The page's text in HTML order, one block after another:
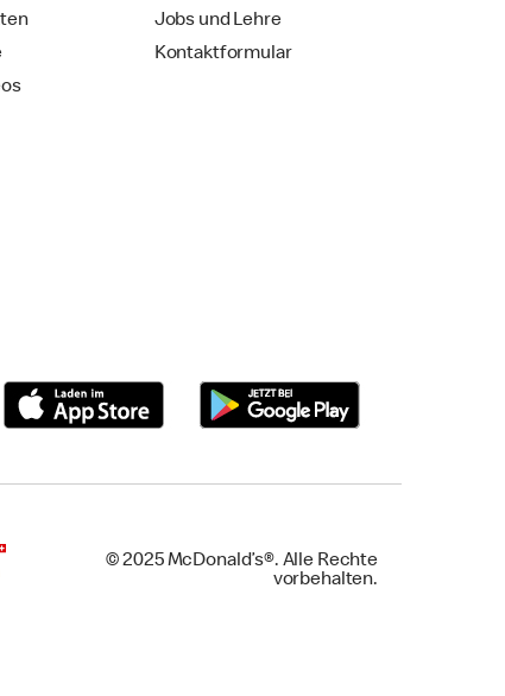
Jobs und Lehre
Kontaktformular
© 2025 McDonald’s®. Alle Rechte
vorbehalten.